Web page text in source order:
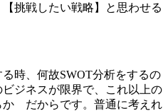
挑戦したい戦略】と思わせる
時、何故SWOT分析をするの
ジネスが限界で、これ以上の
か だからです。普通に考えれ